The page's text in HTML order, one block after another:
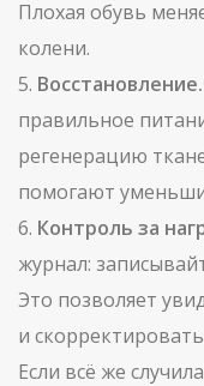
Плохая обувь
колени.
5. Восстановление.
правильное
регенерацию
помогают
6. Контроль за
журнал:
Это позволяет
и
Если всё же